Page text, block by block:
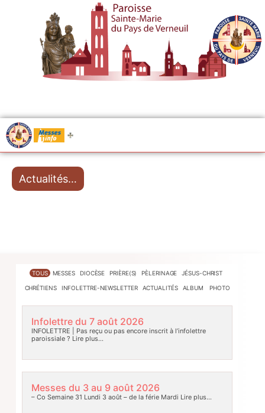
Messes
Actualités…
TOUS MESSES DIOCÈSE PRIÈRE(S) PÈLERINAGE JÉSUS-CHRIST
CHRÉTIENS INFOLETTRE-NEWSLETTER ACTUALITÉS ALBUM PHOTO
Infolettre du 7 août 2026
INFOLETTRE | Pas reçu ou pas encore inscrit à l’infolettre
paroissiale ? Lire plus…
Messes du 3 au 9 août 2026
– Co Semaine 31 Lundi 3 août – de la férie Mardi Lire plus…